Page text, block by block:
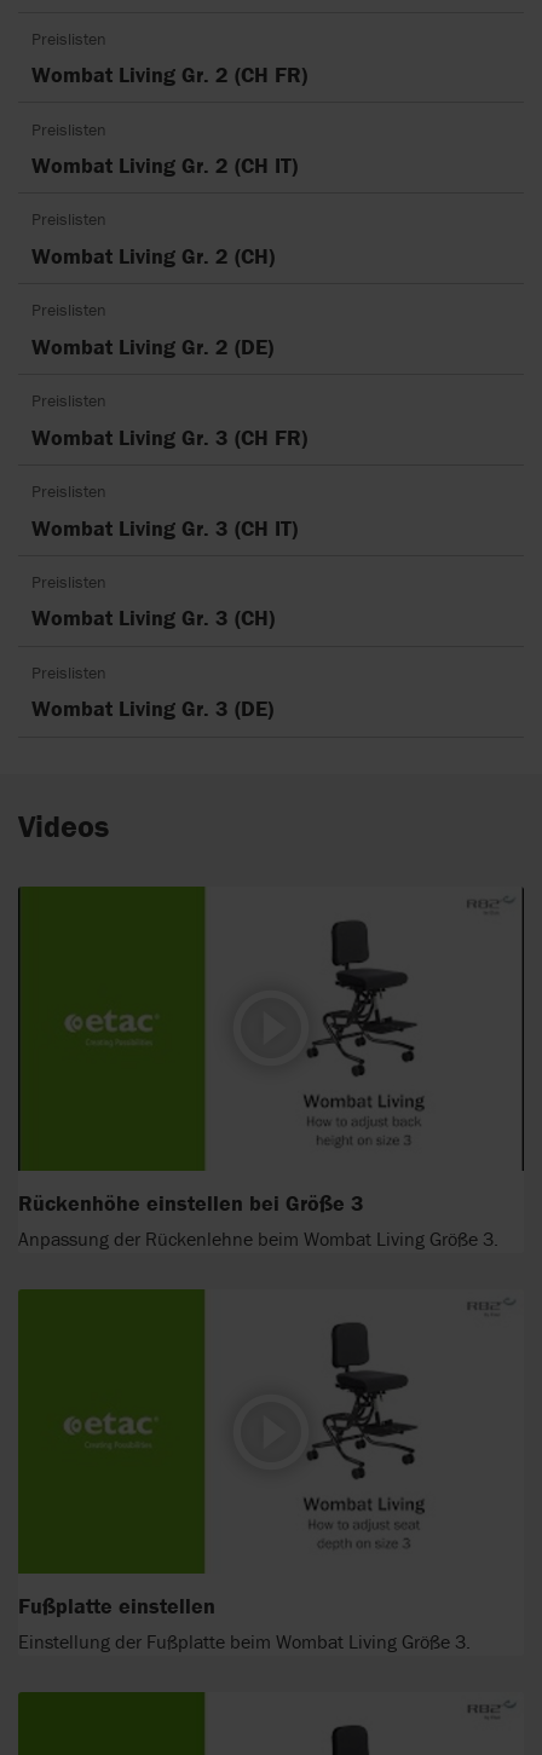
Preislisten
Wombat Living Gr. 2 (CH FR)
Preislisten
Wombat Living Gr. 2 (CH IT)
Preislisten
Wombat Living Gr. 2 (CH)
Preislisten
Wombat Living Gr. 2 (DE)
Preislisten
Wombat Living Gr. 3 (CH FR)
Preislisten
Wombat Living Gr. 3 (CH IT)
Preislisten
Wombat Living Gr. 3 (CH)
Preislisten
Wombat Living Gr. 3 (DE)
Videos
Rückenhöhe einstellen bei Größe 3
Anpassung der Rückenlehne beim Wombat Living Größe 3.
Fußplatte einstellen
Einstellung der Fußplatte beim Wombat Living Größe 3.